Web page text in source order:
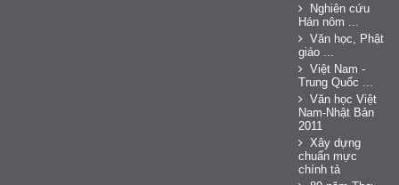
Nghiên cứu
Hán nôm ...
Văn học, Phật
giáo ...
Việt Nam -
Trung Quốc ...
Văn học Việt
Nam-Nhật Bản
2011
Xây dựng
chuẩn mực
chính tả